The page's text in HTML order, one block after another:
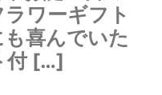
ワーギフト
喜んでいた
付 […]